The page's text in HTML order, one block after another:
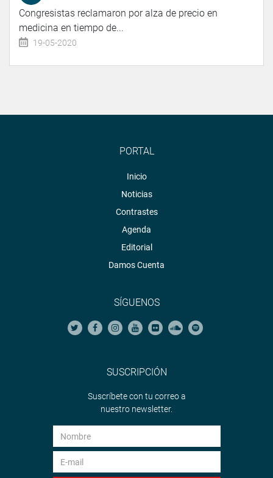
Congresistas reclamaron por alza de precio en
medicina en tiempo de...
19-05-2020
PORTAL
Inicio
Noticias
Contrastes
Agenda
Editorial
Damos Cuenta
SÍGUENOS
SUSCRIPCIÓN
Suscríbete con tu correo a
nuestro newsletter.